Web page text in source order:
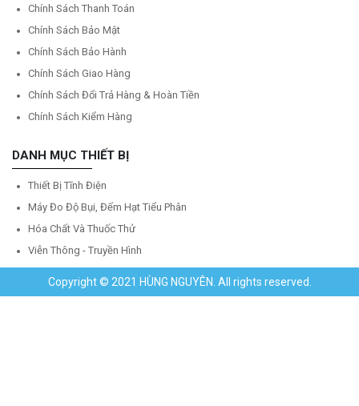
Chính Sách Thanh Toán
Chính Sách Bảo Mật
Chính Sách Bảo Hành
Chính Sách Giao Hàng
Chính Sách Đổi Trả Hàng & Hoàn Tiền
Chính Sách Kiểm Hàng
DANH MỤC THIẾT BỊ
Thiết Bị Tĩnh Điện
Máy Đo Độ Bụi, Đếm Hạt Tiểu Phân
Hóa Chất Và Thuốc Thử
Viễn Thông - Truyền Hình
Copyright © 2021 HÙNG NGUYÊN. All rights reserved.